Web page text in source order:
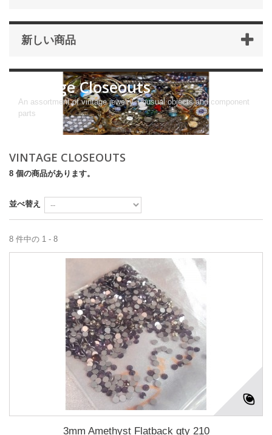
新しい商品
Vintage Closeouts
An assortment of vintage jewelry, unusual objects and component
parts
VINTAGE CLOSEOUTS
8 個の商品があります。
並べ替え
8 件中の 1 - 8
3mm Amethyst Flatback qty 210